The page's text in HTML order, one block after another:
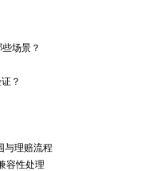
场景？
？
与理赔流程
容性处理